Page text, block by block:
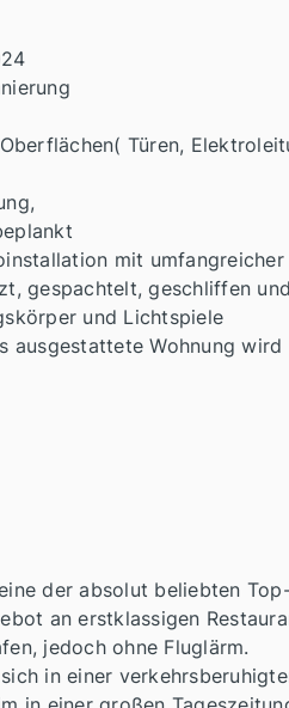
Türen,
mit
gespachtelt, geschliffen
und Lichtspiele
ausgestattete Wohnung
der absolut beliebten
an erstklassigen
jedoch ohne Fluglärm.
in einer